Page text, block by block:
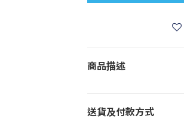
商品描述
送貨及付款方式